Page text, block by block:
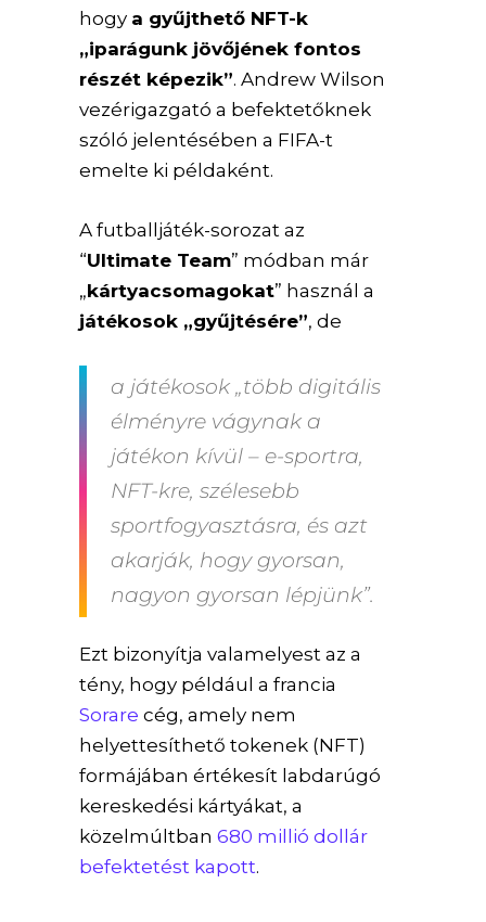
hogy a gyűjthető NFT-k
„iparágunk jövőjének fontos
részét képezik”. Andrew Wilson
vezérigazgató a befektetőknek
szóló jelentésében a FIFA-t
emelte ki példaként.
A futballjáték-sorozat az
“Ultimate Team” módban már
„kártyacsomagokat” használ a
játékosok „gyűjtésére”, de
a játékosok „több digitális
élményre vágynak a
játékon kívül – e-sportra,
NFT-kre, szélesebb
sportfogyasztásra, és azt
akarják, hogy gyorsan,
nagyon gyorsan lépjünk”.
Ezt bizonyítja valamelyest az a
tény, hogy például a francia
Sorare cég, amely nem
helyettesíthető tokenek (NFT)
formájában értékesít labdarúgó
kereskedési kártyákat, a
közelmúltban680 millió dollár
befektetést kapott.